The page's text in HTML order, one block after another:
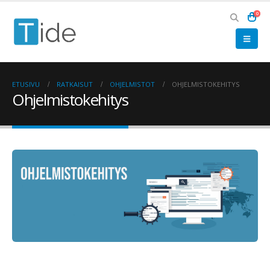
0
ETUSIVU RATKAISUT OHJELMISTOT OHJELMISTOKEHITYS
Ohjelmistokehitys